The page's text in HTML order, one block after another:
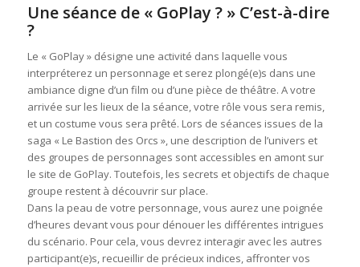
Une séance de « GoPlay ? » C’est-à-dire
?
Le « GoPlay » désigne une activité dans laquelle vous
interpréterez un personnage et serez plongé(e)s dans une
ambiance digne d’un film ou d’une pièce de théâtre. A votre
arrivée sur les lieux de la séance, votre rôle vous sera remis,
et un costume vous sera prêté. Lors de séances issues de la
saga « Le Bastion des Orcs », une description de l’univers et
des groupes de personnages sont accessibles en amont sur
le site de GoPlay. Toutefois, les secrets et objectifs de chaque
groupe restent à découvrir sur place.
Dans la peau de votre personnage, vous aurez une poignée
d’heures devant vous pour dénouer les différentes intrigues
du scénario. Pour cela, vous devrez interagir avec les autres
participant(e)s, recueillir de précieux indices, affronter vos